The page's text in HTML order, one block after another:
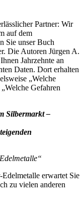
Partner: Wir
auf dem
Sie unser Buch
Die Autoren Jürgen A.
Jahrzehnte an
Daten. Dort erhalten
„Welche
Gefahren
Silbermarkt –
erwartet Sie
zu vielen anderen